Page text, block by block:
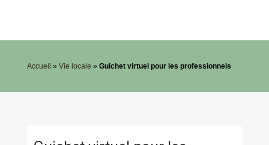
Accueil » Vie locale » Guichet virtuel pour les professionnels